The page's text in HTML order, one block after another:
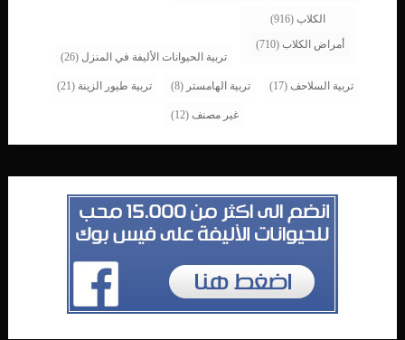
الكلاب (916)
أمراض الكلاب (710)
تربية الحيوانات الأليفة في المنزل (26)
تربية السلاحف (17) تربية الهامستر (8) تربية طيور الزينة (21)
غير مصنف (12)